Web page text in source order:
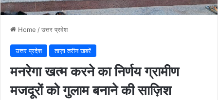
Home /उत्तर प्रदेश
उत्तर प्रदेश ताज़ा तरीन खबरें
मनरेगा खत्म करने का निर्णय ग्रामीण
मजदूरों को गुलाम बनाने की साज़िश